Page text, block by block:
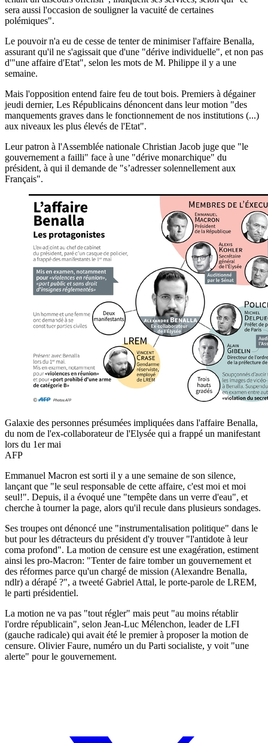
sera aussi l'occasion de souligner la vacuité de certaines
polémiques".
Le pouvoir n'a eu de cesse de tenter de minimiser l'affaire Benalla,
assurant qu'il ne s'agissait que d'une "dérive individuelle", et non pas
d'"une affaire d'Etat", selon les mots de M. Philippe il y a une
semaine.
Mais l'opposition entend faire feu de tout bois. Premiers à dégainer
jeudi dernier, Les Républicains dénoncent dans leur motion "des
manquements graves dans le fonctionnement de nos institutions (...)
aux niveaux les plus élevés de l'Etat".
Leur patron à l'Assemblée nationale Christian Jacob juge que "le
gouvernement a failli" face à une "dérive monarchique" du
président, à qui il demande de "s’adresser solennellement aux
Français".
Galaxie des personnes présumées impliquées dans l'affaire Benalla,
du nom de l'ex-collaborateur de l'Elysée qui a frappé un manifestant
lors du 1er mai
AFP
Emmanuel Macron est sorti il y a une semaine de son silence,
lançant que "le seul responsable de cette affaire, c'est moi et moi
seul!". Depuis, il a évoqué une "tempête dans un verre d'eau", et
cherche à tourner la page, alors qu'il recule dans plusieurs sondages.
Ses troupes ont dénoncé une "instrumentalisation politique" dans le
but pour les détracteurs du président d'y trouver "l'antidote à leur
coma profond". La motion de censure est une exagération, estiment
ainsi les pro-Macron: "Tenter de faire tomber un gouvernement et
des réformes parce qu'un chargé de mission (Alexandre Benalla,
ndlr) a dérapé ?", a tweeté Gabriel Attal, le porte-parole de LREM,
le parti présidentiel.
La motion ne va pas "tout régler" mais peut "au moins rétablir
l'ordre républicain", selon Jean-Luc Mélenchon, leader de LFI
(gauche radicale) qui avait été le premier à proposer la motion de
censure. Olivier Faure, numéro un du Parti socialiste, y voit "une
alerte" pour le gouvernement.